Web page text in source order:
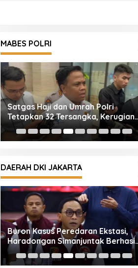
MABES POLRI
Satgas Haji dan Umrah Polri
Tetapkan 32 Tersangka, Kerugian
Korban Capai Rp116,7 Miliar
DAERAH DKI JAKARTA
Buron Kasus Peredaran Ekstasi,
Haradongan Simanjuntak Berhasil
Ditangkap di Riau